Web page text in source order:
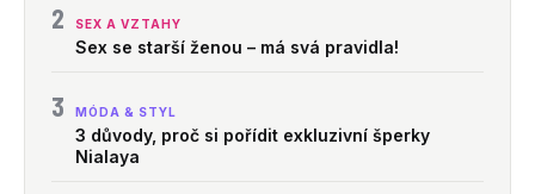
2 SEX A VZTAHY
Sex se starší ženou – má svá pravidla!
3 MÓDA & STYL
3 důvody, proč si pořídit exkluzivní šperky
Nialaya